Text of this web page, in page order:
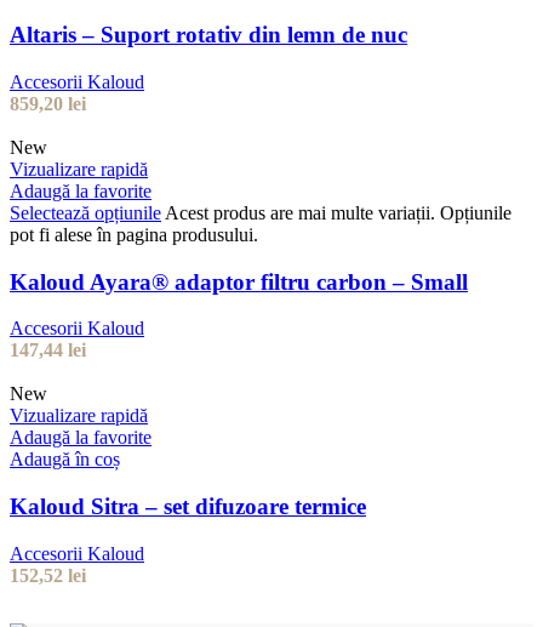
Altaris – Suport rotativ din lemn de nuc
Accesorii Kaloud
859,20 lei
New
Vizualizare rapidă
Adaugă la favorite
Selectează opțiunile Acest produs are mai multe variații. Opțiunile
pot fi alese în pagina produsului.
Kaloud Ayara® adaptor filtru carbon – Small
Accesorii Kaloud
147,44 lei
New
Vizualizare rapidă
Adaugă la favorite
Adaugă în coș
Kaloud Sitra – set difuzoare termice
Accesorii Kaloud
152,52 lei